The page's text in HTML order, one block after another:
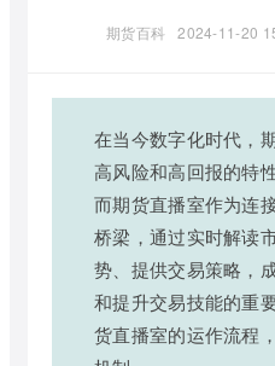
期货百科 2024-11-20
在当今数字化时代，
高风险和高回报的特
而期货直播室作为连
桥梁，通过实时解读
势、提供交易策略，
和提升交易技能的重
货直播室的运作流程